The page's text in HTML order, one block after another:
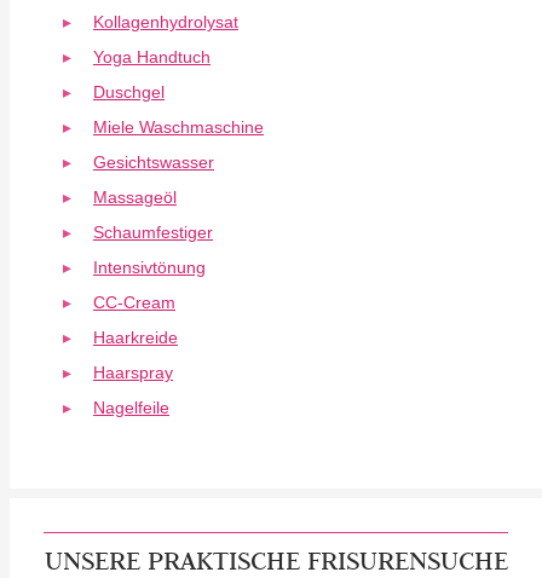
Kollagenhydrolysat
Yoga Handtuch
Duschgel
Miele Waschmaschine
Gesichtswasser
Massageöl
Schaumfestiger
Intensivtönung
CC-Cream
Haarkreide
Haarspray
Nagelfeile
UNSERE PRAKTISCHE FRISURENSUCHE